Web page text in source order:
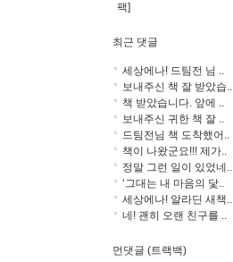
팩]
최근 댓글
세상에나! 드팀전 님 ..
보내주신 책 잘 받았습..
책 받았습니다. 앞에 ..
보내주신 귀한 책 잘 ..
드팀전님 책 도착했어..
책이 나왔군요!!! 제가..
정말 그런 일이 있었네..
‘그대는 내 마음의 닻..
세상에나! 알라딘 새책..
네! 괜히 오랜 친구를 ..
먼댓글 (트랙백)